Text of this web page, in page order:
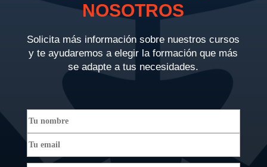
NOSOTROS
Solicita más información sobre nuestros cursos
y te ayudaremos a elegir la formación que más
se adapte a tus necesidades.